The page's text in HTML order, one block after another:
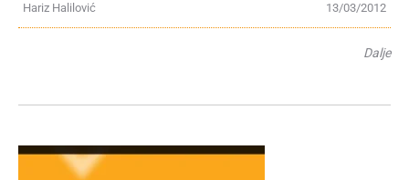
13/03/2012
Hariz Halilović
Dalje